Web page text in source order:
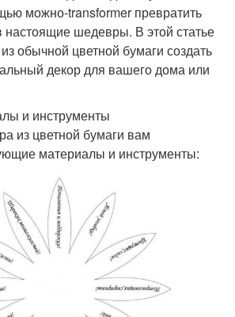
можно-transformer превратить
шедевры. В этой статье
обычной цветной бумаги создать
декор для вашего дома или
и инструменты
из цветной бумаги вам
материалы и инструменты: